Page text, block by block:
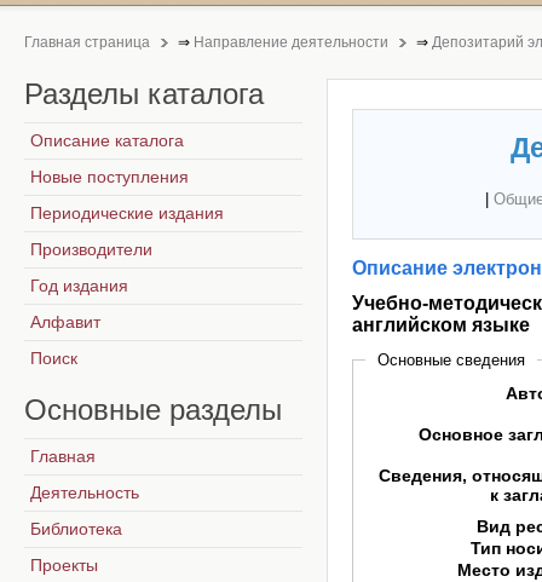
Главная страница ⇒ Направление деятельности ⇒ Депозитарий
Описание
Учебно-
английском языке
Основные сведения
Основное
Сведения,
к
Вид
Тип
Место
Разделы каталога
Описание каталога
Новые поступления
Периодические издания
Производители
Год издания
Алфавит
Поиск
Основные разделы
Главная
Деятельность
Библиотека
Проекты